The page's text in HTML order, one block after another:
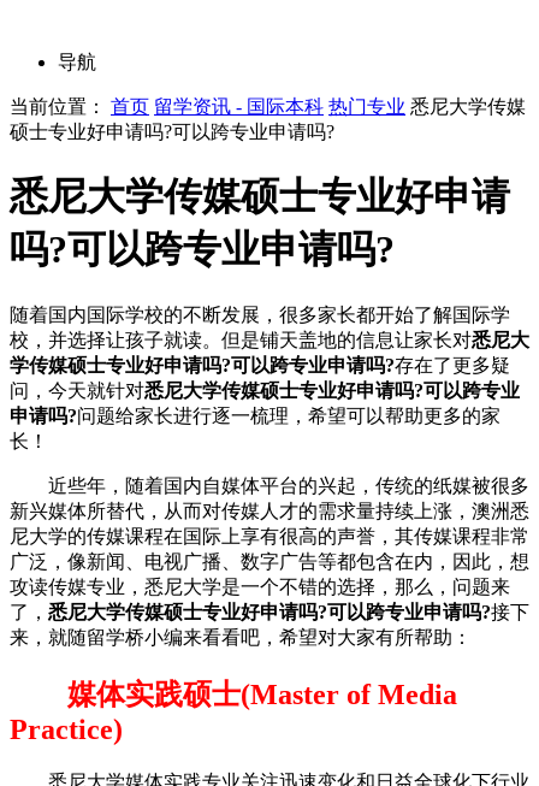
导航
当前位置： 首页 留学资讯 - 国际本科 热门专业 悉尼大学传媒
硕士专业好申请吗?可以跨专业申请吗?
悉尼大学传媒硕士专业好申请
吗?可以跨专业申请吗?
随着国内国际学校的不断发展，很多家长都开始了解国际学
校，并选择让孩子就读。但是铺天盖地的信息让家长对悉尼大
学传媒硕士专业好申请吗?可以跨专业申请吗?存在了更多疑
问，今天就针对悉尼大学传媒硕士专业好申请吗?可以跨专业
申请吗?问题给家长进行逐一梳理，希望可以帮助更多的家
长！
近些年，随着国内自媒体平台的兴起，传统的纸媒被很多
新兴媒体所替代，从而对传媒人才的需求量持续上涨，澳洲悉
尼大学的传媒课程在国际上享有很高的声誉，其传媒课程非常
广泛，像新闻、电视广播、数字广告等都包含在内，因此，想
攻读传媒专业，悉尼大学是一个不错的选择，那么，问题来
了， 悉尼大学传媒硕士专业好申请吗?可以跨专业申请吗?接下
来，就随留学桥小编来看看吧，希望对大家有所帮助：
媒体实践硕士(Master of Media
Practice)
悉尼大学媒体实践专业关注迅速变化和日益全球化下行业